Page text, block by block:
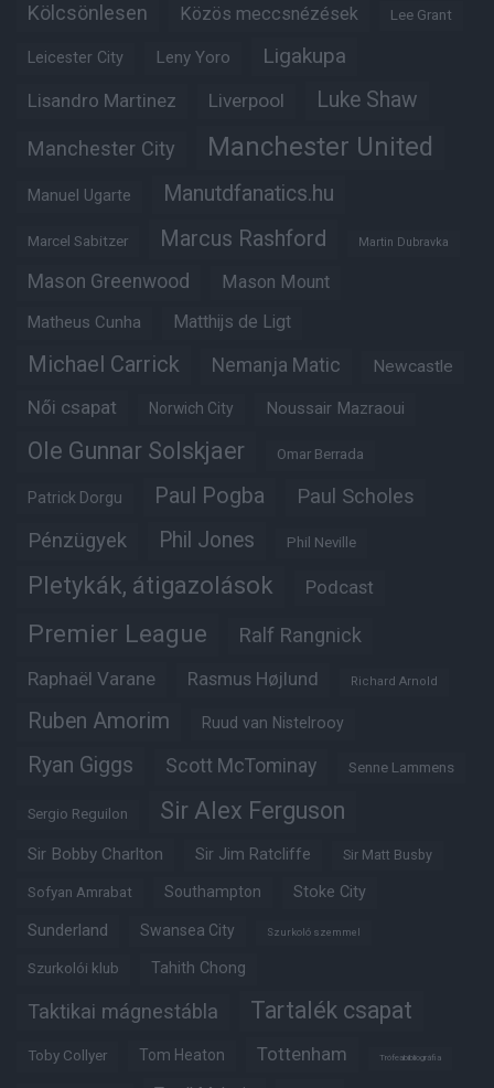
Kölcsönlesen Közös meccsnézések Lee Grant
Leicester City Leny Yoro Ligakupa
Lisandro Martinez Liverpool Luke Shaw
Manchester City Manchester United
Manuel Ugarte Manutdfanatics.hu
Marcel Sabitzer Marcus Rashford Martin Dubravka
Mason Greenwood Mason Mount
Matheus Cunha Matthijs de Ligt
Michael Carrick Nemanja Matic Newcastle
Női csapat Norwich City Noussair Mazraoui
Ole Gunnar Solskjaer Omar Berrada
Patrick Dorgu Paul Pogba Paul Scholes
Pénzügyek Phil Jones Phil Neville
Pletykák, átigazolások Podcast
Premier League Ralf Rangnick
Raphaël Varane Rasmus Højlund Richard Arnold
Ruben Amorim Ruud van Nistelrooy
Ryan Giggs Scott McTominay Senne Lammens
Sergio Reguilon Sir Alex Ferguson
Sir Bobby Charlton Sir Jim Ratcliffe Sir Matt Busby
Sofyan Amrabat Southampton Stoke City
Sunderland Swansea City Szurkoló szemmel
Szurkolói klub Tahith Chong
Taktikai mágnestábla Tartalék csapat
Toby Collyer Tom Heaton Tottenham Trófeabibliográfia